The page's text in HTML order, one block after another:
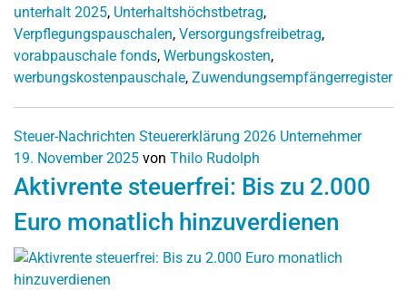
unterhalt 2025, Unterhaltshöchstbetrag,
Verpflegungspauschalen, Versorgungsfreibetrag,
vorabpauschale fonds, Werbungskosten,
werbungskostenpauschale, Zuwendungsempfängerregister
Steuer-Nachrichten Steuererklärung 2026 Unternehmer
19. November 2025 von Thilo Rudolph
Aktivrente steuerfrei: Bis zu 2.000
Euro monatlich hinzuverdienen